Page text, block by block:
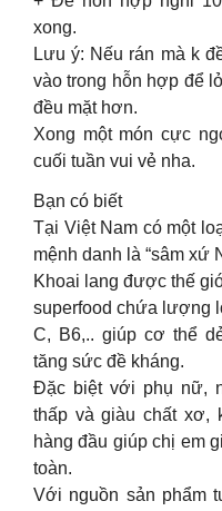
xong.
Lưu ý: Nếu rán mà k
vào trong hỗn hợp để
đều mặt hơn.
Xong một món cực
cuối tuần vui vẻ nha.
Bạn có biết
Tại Việt Nam có một
mệnh danh là “sâm xứ
Khoai lang được thế
superfood chứa lượng
C, B6,.. giúp cơ thể
tăng sức đề kháng.
Đặc biệt với phụ nữ,
thấp và giàu chất xơ,
hàng đầu giúp chị em
toàn.
Với nguồn sản phẩm